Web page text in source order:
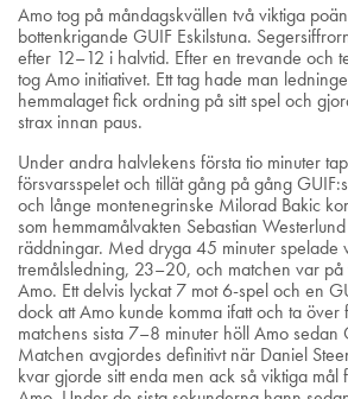
Amo tog på måndagskvällen två viktiga
bottenkrigande GUIF Eskilstuna.
efter 12–12 i halvtid. Efter en trevande och
tog Amo initiativet. Ett tag hade man
hemmalaget fick ordning på sitt spel och
strax innan paus.
Under andra halvlekens första tio minuter
försvarsspelet och tillät gång på gång
och långe montenegrinske Milorad Bakic
som hemmamålvakten Sebastian
räddningar. Med dryga 45 minuter spelade
tremålsledning, 23–20, och matchen var
Amo. Ett delvis lyckat 7 mot 6-spel och en
dock att Amo kunde komma ifatt och ta över
matchens sista 7–8 minuter höll Amo sedan
Matchen avgjordes definitivt när Daniel
kvar gjorde sitt enda men ack så viktiga